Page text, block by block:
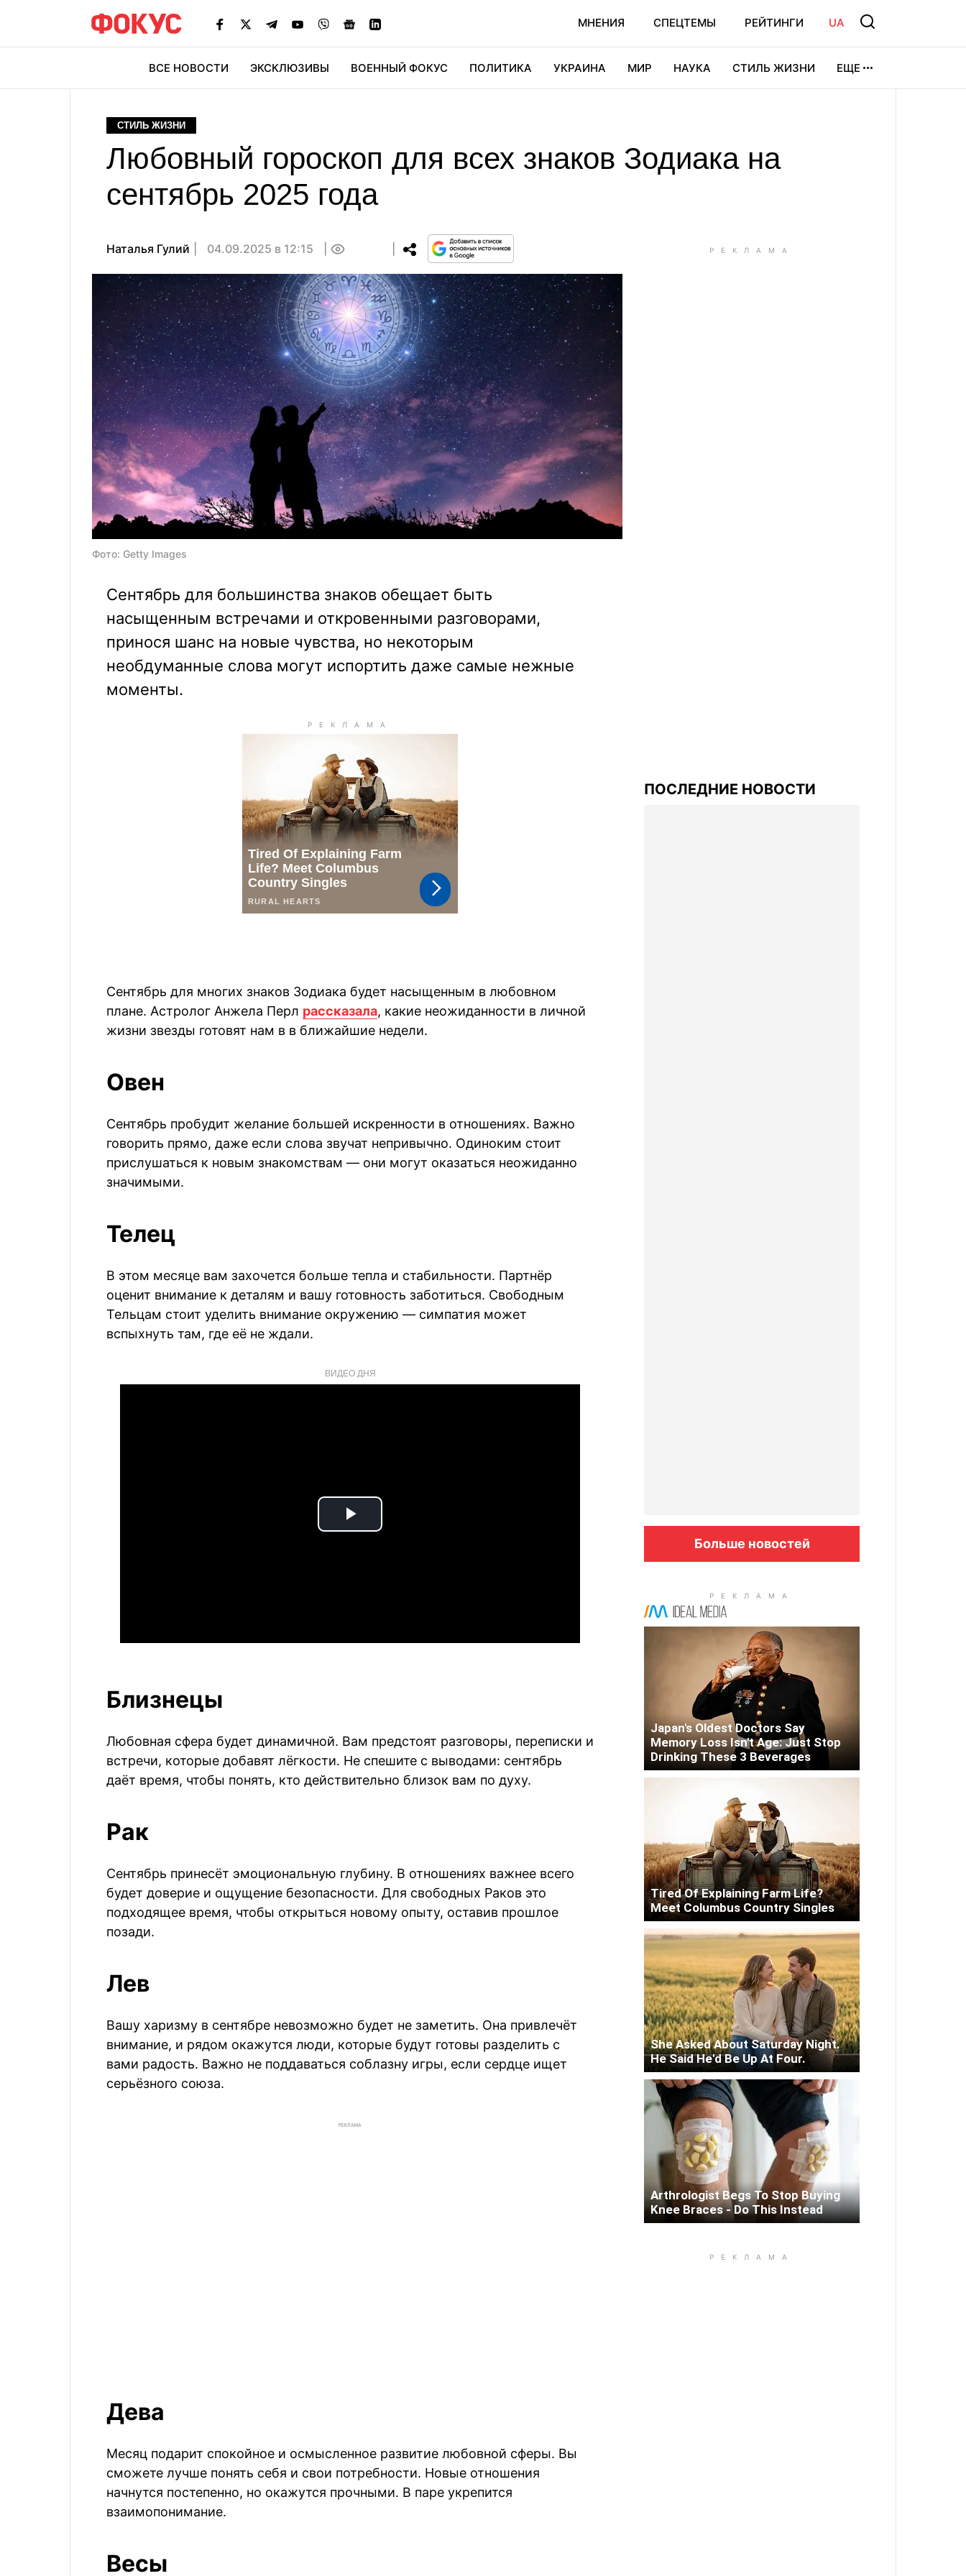
МНЕНИЯ СПЕЦТЕМЫ РЕЙТИНГИ UA
ВСЕ НОВОСТИ ЭКСКЛЮЗИВЫ ВОЕННЫЙ ФОКУС ПОЛИТИКА УКРАИНА МИР НАУКА СТИЛЬ ЖИЗНИ ЕЩЕ
СТИЛЬ ЖИЗНИ
Любовный гороскоп для всех знаков Зодиака на
сентябрь 2025 года
Наталья Гулий 04.09.2025 в 12:15
Фото: Getty Images
Сентябрь для большинства знаков обещает быть
насыщенным встречами и откровенными разговорами,
принося шанс на новые чувства, но некоторым
необдуманные слова могут испортить даже самые нежные
моменты.
Сентябрь для многих знаков Зодиака будет насыщенным в любовном
плане. Астролог Анжела Перл рассказала, какие неожиданности в личной
жизни звезды готовят нам в в ближайшие недели.
Овен
Сентябрь пробудит желание большей искренности в отношениях. Важно
говорить прямо, даже если слова звучат непривычно. Одиноким стоит
прислушаться к новым знакомствам — они могут оказаться неожиданно
значимыми.
Телец
В этом месяце вам захочется больше тепла и стабильности. Партнёр
оценит внимание к деталям и вашу готовность заботиться. Свободным
Тельцам стоит уделить внимание окружению — симпатия может
вспыхнуть там, где её не ждали.
ВИДЕО ДНЯ
Play
Близнецы
Любовная сфера будет динамичной. Вам предстоят разговоры, переписки и
встречи, которые добавят лёгкости. Не спешите с выводами: сентябрь
даёт время, чтобы понять, кто действительно близок вам по духу.
Рак
Сентябрь принесёт эмоциональную глубину. В отношениях важнее всего
будет доверие и ощущение безопасности. Для свободных Раков это
подходящее время, чтобы открыться новому опыту, оставив прошлое
позади.
Лев
Вашу харизму в сентябре невозможно будет не заметить. Она привлечёт
внимание, и рядом окажутся люди, которые будут готовы разделить с
вами радость. Важно не поддаваться соблазну игры, если сердце ищет
серьёзного союза.
РЕКЛАМА
Дева
Месяц подарит спокойное и осмысленное развитие любовной сферы. Вы
сможете лучше понять себя и свои потребности. Новые отношения
начнутся постепенно, но окажутся прочными. В паре укрепится
взаимопонимание.
Весы
ПОСЛЕДНИЕ НОВОСТИ
Больше новостей